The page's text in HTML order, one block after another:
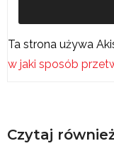
Ta strona używa
w jaki sposób
Czytaj